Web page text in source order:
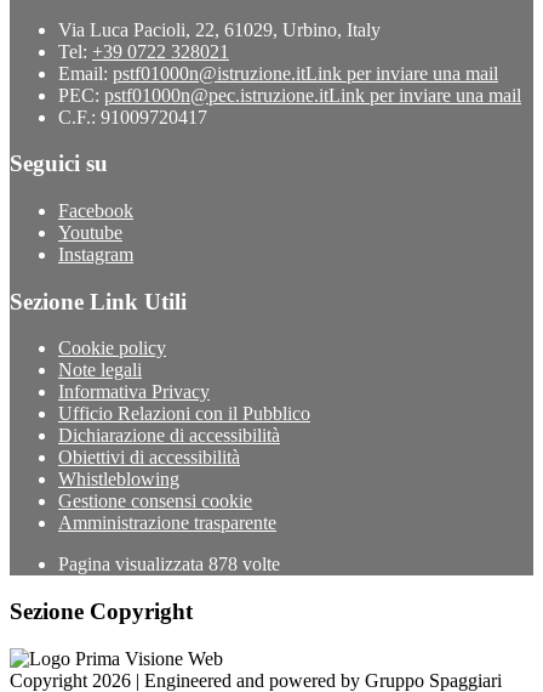
Via Luca Pacioli, 22, 61029, Urbino, Italy
Tel: +39 0722 328021
Email: pstf01000n@istruzione.itLink per inviare una mail
PEC: pstf01000n@pec.istruzione.itLink per inviare una mail
C.F.: 91009720417
Seguici su
Facebook
Youtube
Instagram
Sezione Link Utili
Cookie policy
Note legali
Informativa Privacy
Ufficio Relazioni con il Pubblico
Dichiarazione di accessibilità
Obiettivi di accessibilità
Whistleblowing
Gestione consensi cookie
Amministrazione trasparente
Pagina visualizzata 878 volte
Sezione Copyright
Copyright 2026 | Engineered and powered by Gruppo Spaggiari